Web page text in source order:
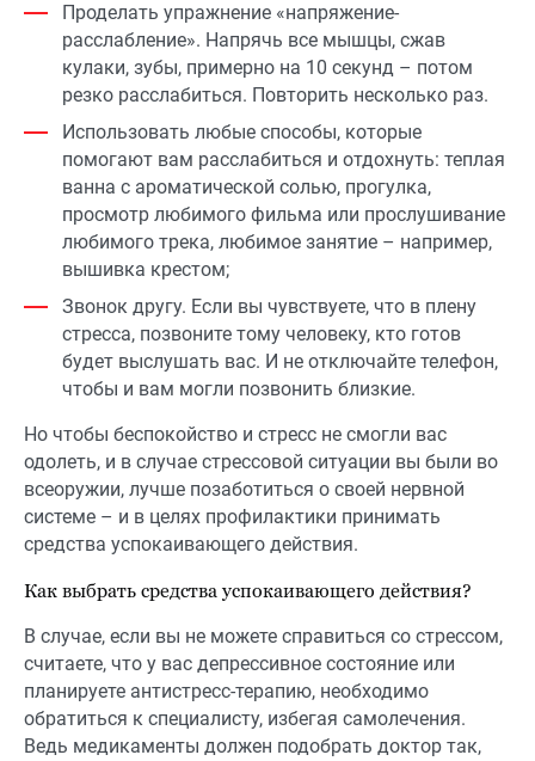
Проделать упражнение «напряжение-
расслабление». Напрячь все мышцы, сжав
кулаки, зубы, примерно на 10 секунд – потом
резко расслабиться. Повторить несколько раз.
Использовать любые способы, которые
помогают вам расслабиться и отдохнуть: теплая
ванна с ароматической солью, прогулка,
просмотр любимого фильма или прослушивание
любимого трека, любимое занятие – например,
вышивка крестом;
Звонок другу. Если вы чувствуете, что в плену
стресса, позвоните тому человеку, кто готов
будет выслушать вас. И не отключайте телефон,
чтобы и вам могли позвонить близкие.
Но чтобы беспокойство и стресс не смогли вас
одолеть, и в случае стрессовой ситуации вы были во
всеоружии, лучше позаботиться о своей нервной
системе – и в целях профилактики принимать
средства успокаивающего действия.
Как выбрать средства успокаивающего действия?
В случае, если вы не можете справиться со стрессом,
считаете, что у вас депрессивное состояние или
планируете антистресс-терапию, необходимо
обратиться к специалисту, избегая самолечения.
Ведь медикаменты должен подобрать доктор так,